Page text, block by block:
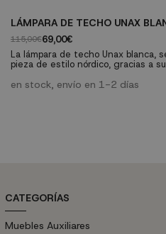
LÁMPARA DE TECHO UNAX
115,00€69,00€
La lámpara de techo Unax blanca,
pieza de estilo nórdico, gracias a
acogedores y cálidos. Podrás
en stock, envío en 1-2 días
CATEGORÍAS
Muebles Auxiliares